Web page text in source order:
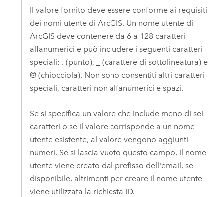
Il valore fornito deve essere conforme ai requisiti
dei nomi utente di ArcGIS. Un nome utente di
ArcGIS deve contenere da 6 a 128 caratteri
alfanumerici e può includere i seguenti caratteri
speciali: . (punto), _ (carattere di sottolineatura) e
@ (chiocciola). Non sono consentiti altri caratteri
speciali, caratteri non alfanumerici e spazi.
Se si specifica un valore che include meno di sei
caratteri o se il valore corrisponde a un nome
utente esistente, al valore vengono aggiunti
numeri. Se si lascia vuoto questo campo, il nome
utente viene creato dal prefisso dell'email, se
disponibile, altrimenti per creare il nome utente
viene utilizzata la richiesta ID.